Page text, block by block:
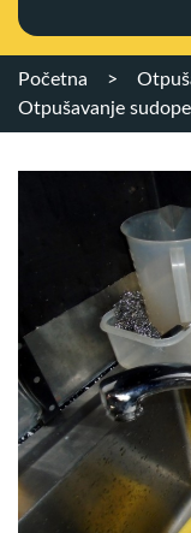
Početna >
Otpušavanje